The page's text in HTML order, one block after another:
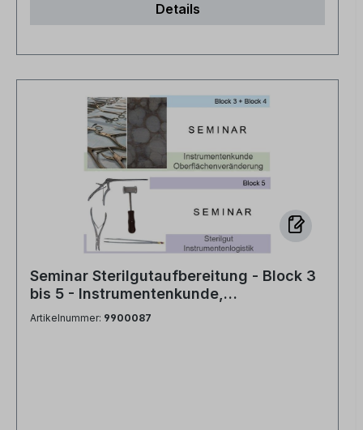
Details
Seminar Sterilgutaufbereitung - Block 3
bis 5 - Instrumentenkunde,
Oberflächenveränderungen und
Artikelnummer: 9900087